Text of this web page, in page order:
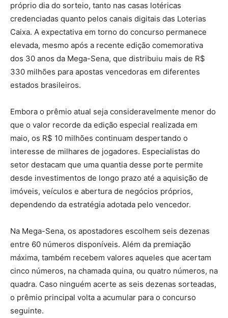
próprio dia do sorteio, tanto nas casas lotéricas
credenciadas quanto pelos canais digitais das Loterias
Caixa. A expectativa em torno do concurso permanece
elevada, mesmo após a recente edição comemorativa
dos 30 anos da Mega-Sena, que distribuiu mais de R$
330 milhões para apostas vencedoras em diferentes
estados brasileiros.
Embora o prêmio atual seja consideravelmente menor do
que o valor recorde da edição especial realizada em
maio, os R$ 10 milhões continuam despertando o
interesse de milhares de jogadores. Especialistas do
setor destacam que uma quantia desse porte permite
desde investimentos de longo prazo até a aquisição de
imóveis, veículos e abertura de negócios próprios,
dependendo da estratégia adotada pelo vencedor.
Na Mega-Sena, os apostadores escolhem seis dezenas
entre 60 números disponíveis. Além da premiação
máxima, também recebem valores aqueles que acertam
cinco números, na chamada quina, ou quatro números, na
quadra. Caso ninguém acerte as seis dezenas sorteadas,
o prêmio principal volta a acumular para o concurso
seguinte.